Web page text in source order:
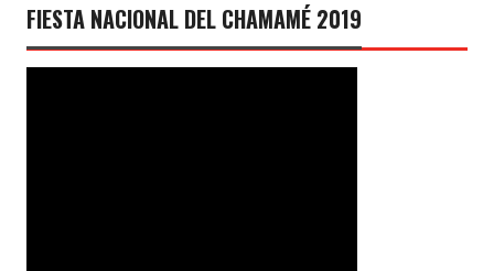
FIESTA NACIONAL DEL CHAMAMÉ 2019